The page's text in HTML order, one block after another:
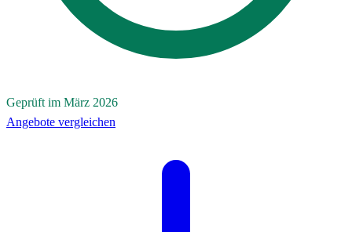
Geprüft im März 2026
Angebote vergleichen